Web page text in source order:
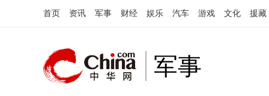
首页 资讯 军事 财经 娱乐 汽车 游戏 文化 援藏
军事